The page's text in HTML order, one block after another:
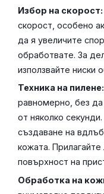
Избор на скорост:
скорост, особено
да я увеличите
обработвате. За
използвайте ниски
Техника на пилене:
равномерно, без
от няколко
създаване на
кожата. Прилагайте
повърхност на
Обработка на